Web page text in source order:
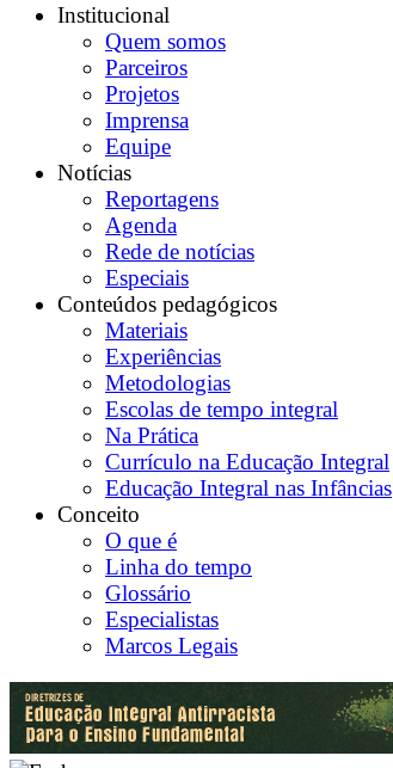
Institucional
Quem somos
Parceiros
Projetos
Imprensa
Equipe
Notícias
Reportagens
Agenda
Rede de notícias
Especiais
Conteúdos pedagógicos
Materiais
Experiências
Metodologias
Escolas de tempo integral
Na Prática
Currículo na Educação Integral
Educação Integral nas Infâncias
Conceito
O que é
Linha do tempo
Glossário
Especialistas
Marcos Legais